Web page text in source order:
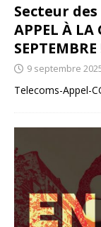
Secteur
APPEL À LA
SEPTEMBRE
9 septembre
Telecoms-Appel-